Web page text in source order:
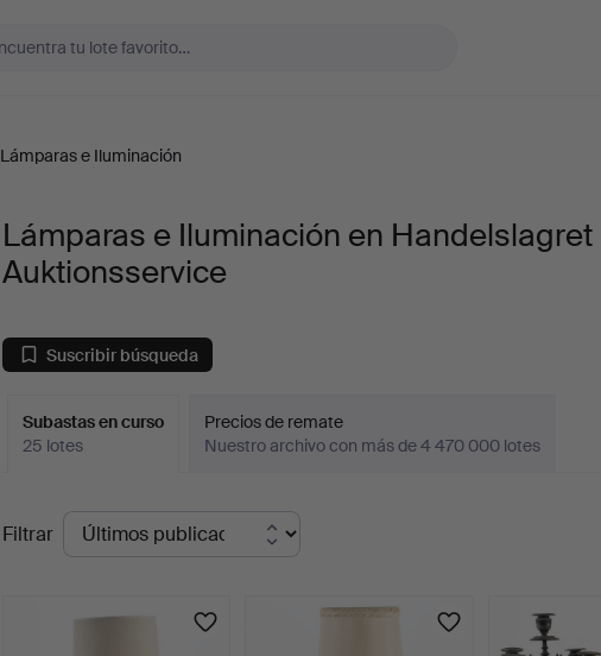
Lámparas e Iluminación
Lámparas e Iluminación en Handelslagret
Auktionsservice
Suscribir búsqueda
Subastas en curso
25 lotes
Precios de remate
Nuestro archivo con más de 4 470 000 lotes
Subastas
en
Filtrar